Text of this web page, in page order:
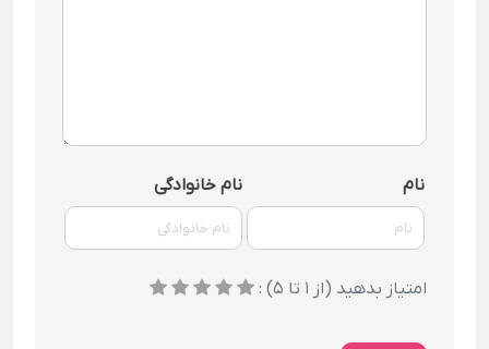
نام نام خانوادگی
امتیاز بدهید (از 1 تا 5) :